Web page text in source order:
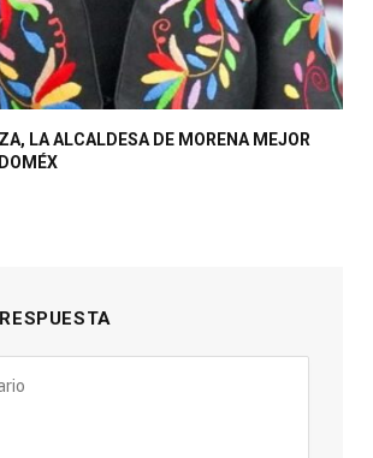
LA ALCALDESA DE MORENA MEJOR